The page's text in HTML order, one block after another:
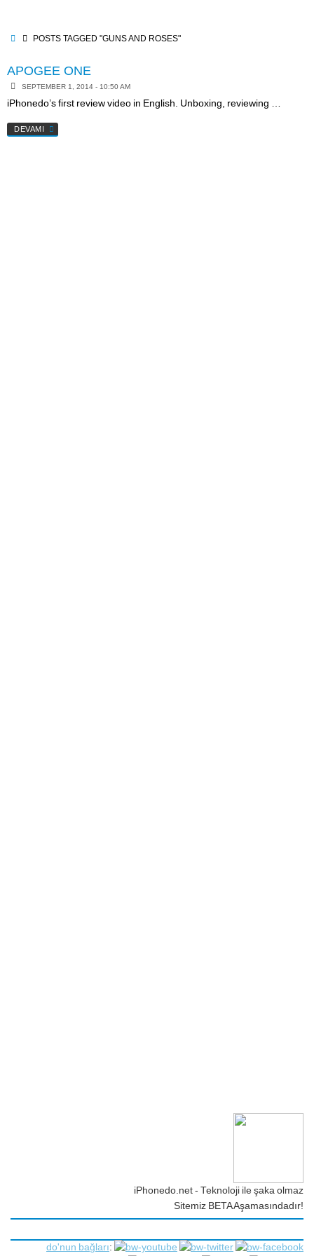
contentHOMEPOSTS TAGGED "GUNS AND ROSES"
APOGEE ONE
SEPTEMBER 1, 2014 - 10:50 AM
iPhonedo’s first review video in English. Unboxing, reviewing …
DEVAMI
iPhonedo.net - Teknoloji ile şaka olmaz
Sitemiz BETA Aşamasındadır!
do'nun bağları: